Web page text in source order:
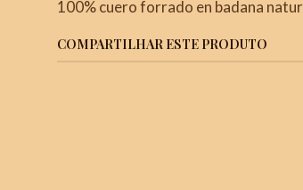
100% cuero forrado en badana
COMPARTILHAR ESTE PRODUTO